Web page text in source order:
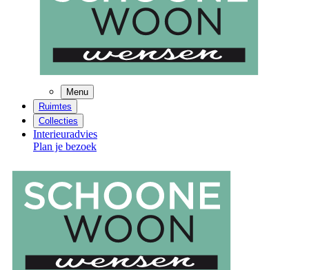
Menu
Ruimtes
Collecties
Interieuradvies
Plan je bezoek